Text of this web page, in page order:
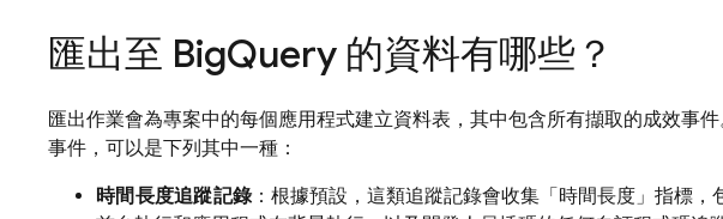
匯出至 BigQuery 的資料有哪些？
匯出作業會為專案中的每個應用程式建立資料表，其中包含所有擷取的成效事
事件，可以是下列其中一種：
時間長度追蹤記錄：根據預設，這類追蹤記錄會收集「時間長度」指標，